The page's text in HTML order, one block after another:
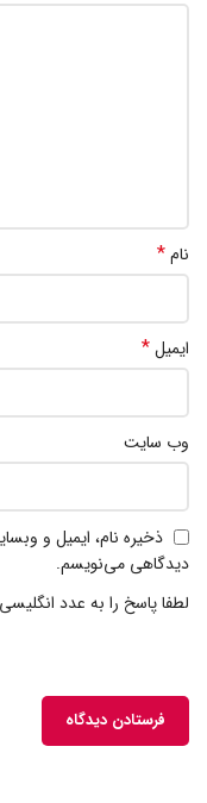
نام*
ایمیل*
وب‌ سایت
ذخیره نام، ایمیل و
دیدگاهی می‌نویسم.
لطفا پاسخ را به عدد